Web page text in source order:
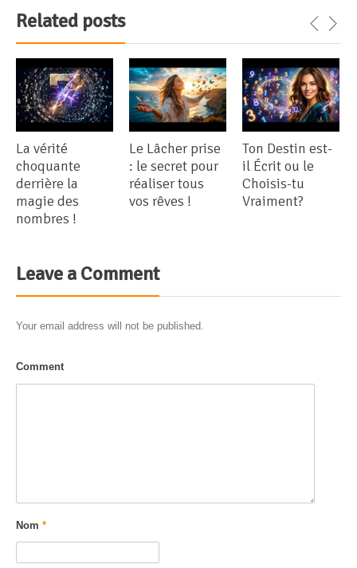
Related posts
La vérité
choquante
derrière la
magie des
nombres !
Le Lâcher prise
: le secret pour
réaliser tous
vos rêves !
Ton Destin est-
il Écrit ou le
Choisis-tu
Vraiment?
Leave a Comment
Your email address will not be published.
Comment
Nom *